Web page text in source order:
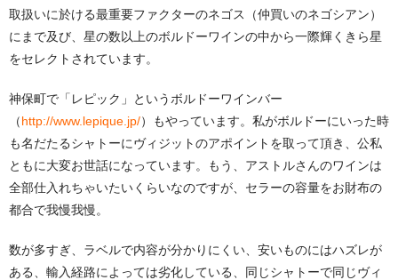
取扱いに於ける最重要ファクターのネゴス（仲買いのネゴシアン）
にまで及び、星の数以上のボルドーワインの中から一際輝くきら星
をセレクトされています。
神保町で「レピック」というボルドーワインバー
（http://www.lepique.jp/）もやっています。私がボルドーにいった時
も名だたるシャトーにヴィジットのアポイントを取って頂き、公私
ともに大変お世話になっています。もう、アストルさんのワインは
全部仕入れちゃいたいくらいなのですが、セラーの容量をお財布の
都合で我慢我慢。
数が多すぎ、ラベルで内容が分かりにくい、安いものにはハズレが
ある、輸入経路によっては劣化している、同じシャトーで同じヴィ